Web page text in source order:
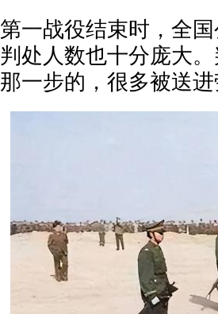
第一战役结束时，全
判处人数也十分庞大
那一步的，很多被送进